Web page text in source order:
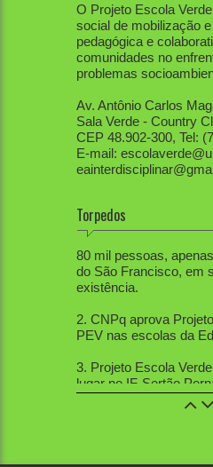
O Projeto Escola
social de mobilização
pedagógica e
comunidades no
problemas
Av. Antônio Carlos
Sala Verde - Country
CEP 48.902-300, Tel:
E-mail:
Torpedos
1. PEV já mobilizou
80 mil pessoas,
do São Francisco, em
existência.
2. CNPq aprova
PEV nas escolas da
3. Projeto Escola
lugar no IF-Sertão
Edital de Extensão.